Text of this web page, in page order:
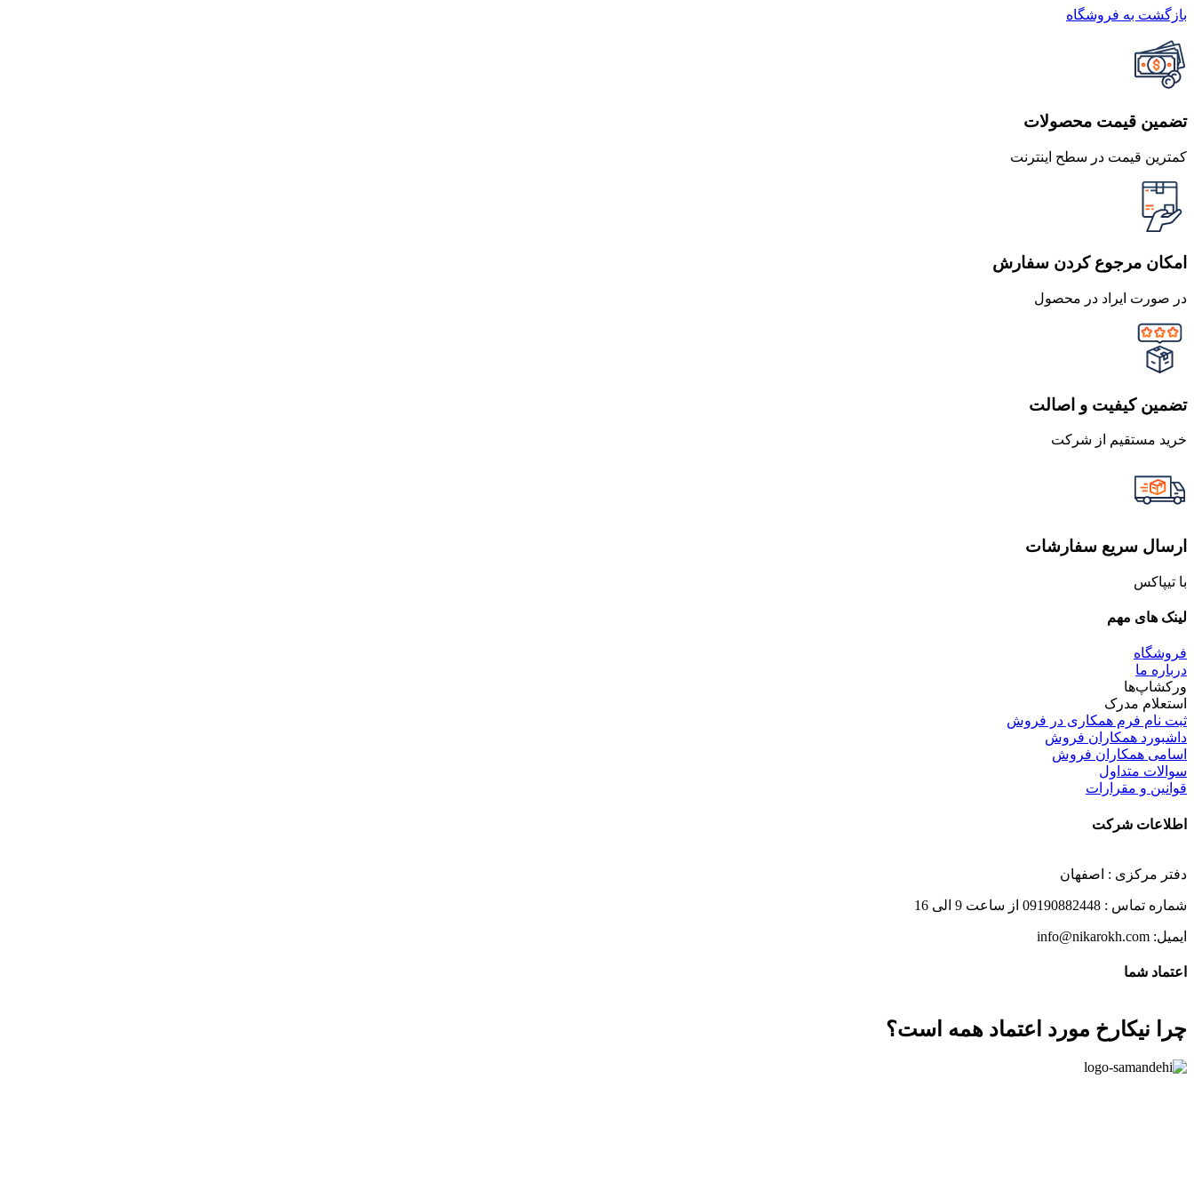
بازگشت به فروشگاه
تضمین قیمت محصولات
کمترین قیمت در سطح اینترنت
امکان مرجوع کردن سفارش
در صورت ایراد در محصول
تضمین کیفیت و اصالت
خرید مستقیم از شرکت
ارسال سریع سفارشات
با تیپاکس
لینک های مهم
فروشگاه
درباره ما
ورکشاپ‌ها
استعلام مدرک
ثبت نام فرم همکاری در فروش
داشبورد همکاران فروش
اسامی همکاران فروش
سوالات متداول
قوانین و مقرارات
اطلاعات شرکت
دفتر مرکزی : اصفهان
شماره تماس : 09190882448 از ساعت 9 الی 16
ایمیل: info@nikarokh.com
اعتماد شما
چرا نیکارخ مورد اعتماد همه است؟